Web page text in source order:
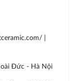
|
Đức - Hà Nội